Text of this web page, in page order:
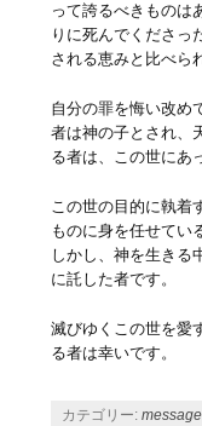
って誇るべきものは
りに死んでくださっ
される恵みと比べら
自分の罪を悔い改め
者は神の子とされ、
る者は、この世にあ
この世の目的に執着
ものに身を任せてい
しかし、神を生きる
に託した者です。
滅びゆくこの世を愛
る者は幸いです。
カテゴリー:message